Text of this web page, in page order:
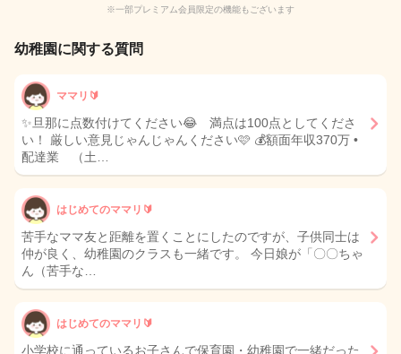
※一部プレミアム会員限定の機能もございます
幼稚園に関する質問
ママリ🔰
✨旦那に点数付けてください😂 満点は100点としてくださ
い！ 厳しい意見じゃんじゃんください🩷 💰額面年収370万 •
配達業 （土…
はじめてのママリ🔰
苦手なママ友と距離を置くことにしたのですが、子供同士は
仲が良く、幼稚園のクラスも一緒です。 今日娘が「〇〇ちゃ
ん（苦手な…
はじめてのママリ🔰
小学校に通っているお子さんで保育園・幼稚園で一緒だった